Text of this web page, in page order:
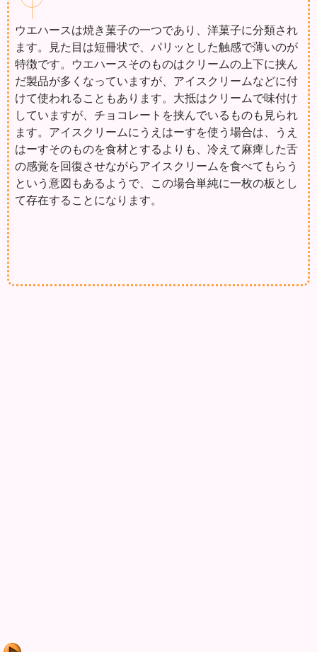
ウエハースは焼き菓子の一つであり、洋菓子に分類され
ます。見た目は短冊状で、パリッとした触感で薄いのが
特徴です。ウエハースそのものはクリームの上下に挟ん
だ製品が多くなっていますが、アイスクリームなどに付
けて使われることもあります。大抵はクリームで味付け
していますが、チョコレートを挟んでいるものも見られ
ます。アイスクリームにうえはーすを使う場合は、うえ
はーすそのものを食材とするよりも、冷えて麻痺した舌
の感覚を回復させながらアイスクリームを食べてもらう
という意図もあるようで、この場合単純に一枚の板とし
て存在することになります。